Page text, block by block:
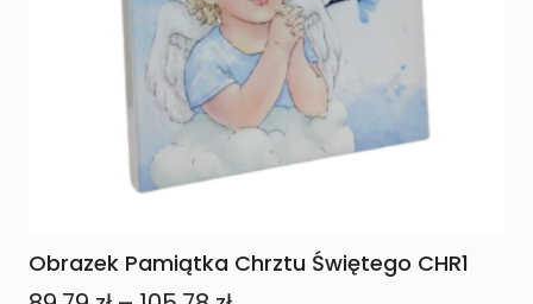
Obrazek Pamiątka Chrztu Świętego CHR1